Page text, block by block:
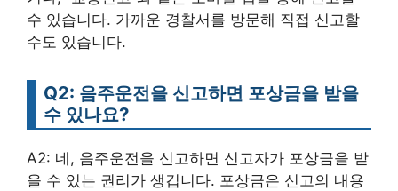
수 있습니다. 가까운 경찰서를 방문해 직접 신고할
수도 있습니다.
Q2: 음주운전을 신고하면 포상금을 받을
수 있나요?
A2: 네, 음주운전을 신고하면 신고자가 포상금을 받
을 수 있는 권리가 생깁니다. 포상금은 신고의 내용